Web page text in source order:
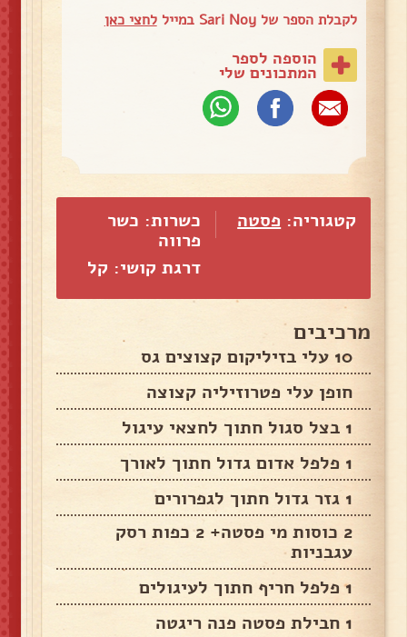
לקבלת הספר של Sari Noy במייל לחצי כאן
הוספה לספר
המתכונים שלי
קטגוריה: פסטה
כשרות: כשר
פרווה
דרגת קושי: קל
מרכיבים
10 עלי בזיליקום קצוצים גס
חופן עלי פטרוזיליה קצוצה
1 בצל סגול חתוך לחצאי עיגול
1 פלפל אדום גדול חתוך לאורך
1 גזר גדול חתוך לגפרורים
2 כוסות מי פסטה+ 2 כפות רסק
עגבניות
1 פלפל חריף חתוך לעיגולים
1 חבילת פסטה פנה ריגטה